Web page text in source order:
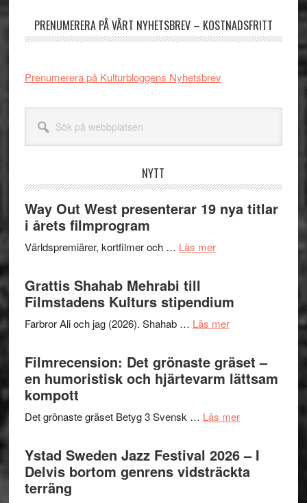
PRENUMERERA PÅ VÅRT NYHETSBREV – KOSTNADSFRITT
Prenumerera på Kulturbloggens Nyhetsbrev
webbplatsen
NYTT
Way Out West presenterar 19 nya titlar
i årets filmprogram
Världspremiärer, kortfilmer och … Läs merom
presenterar
19
titlar
i
Grattis Shahab Mehrabi till
Filmstadens Kulturs stipendium
Farbror Ali och jag (2026). Shahab … Läs merom
Shahab
Mehrabi
till
Kulturs
Filmrecension: Det grönaste gräset –
en humoristisk och hjärtevarm lättsam
kompott
Det grönaste gräset Betyg 3 Svensk … Läs merom
Det
grönaste
gräset
Ystad Sweden Jazz Festival 2026 – I
Delvis bortom genrens vidsträckta
terräng